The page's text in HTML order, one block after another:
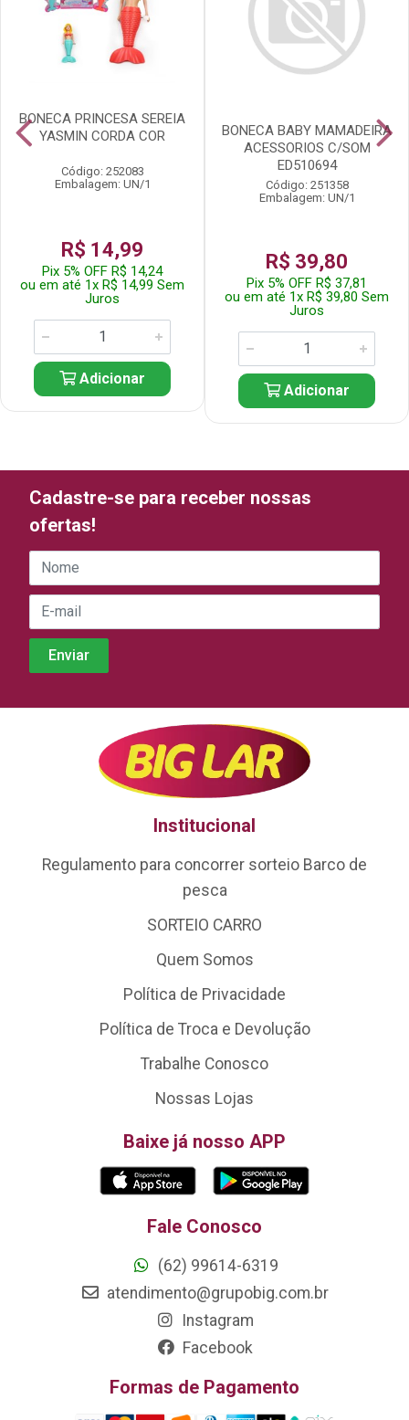
BONECA PRINCESA SEREIA
YASMIN CORDA COR
Código: 252083
Embalagem: UN/1
R$ 14,99
Pix 5% OFF R$ 14,24
ou em até 1x R$ 14,99 Sem
Juros
Adicionar
BONECA BABY MAMADEIRA
ACESSORIOS C/SOM
ED510694
Código: 251358
Embalagem: UN/1
R$ 39,80
Pix 5% OFF R$ 37,81
ou em até 1x R$ 39,80 Sem
Juros
Adicionar
Cadastre-se para receber nossas
ofertas!
Institucional
Regulamento para concorrer sorteio Barco de
pesca
SORTEIO CARRO
Quem Somos
Política de Privacidade
Política de Troca e Devolução
Trabalhe Conosco
Nossas Lojas
Baixe já nosso APP
Fale Conosco
(62) 99614-6319
atendimento@grupobig.com.br
Instagram
Facebook
Formas de Pagamento